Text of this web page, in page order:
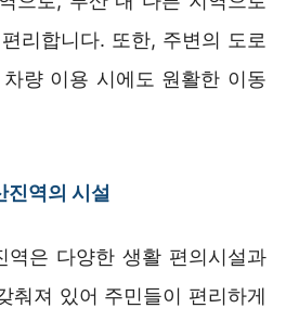
리합니다. 또한, 주변의 도로
량 이용 시에도 원활한 이동
진역의 시설
역은 다양한 생활 편의시설과
춰져 있어 주민들이 편리하게